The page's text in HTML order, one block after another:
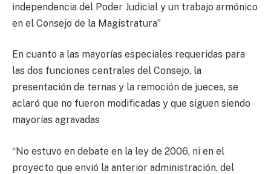
independencia del Poder Judicial y un trabajo armónico
en el Consejo de la Magistratura”
En cuanto a las mayorías especiales requeridas para
las dos funciones centrales del Consejo, la
presentación de ternas y la remoción de jueces, se
aclaró que no fueron modificadas y que siguen siendo
mayorías agravadas
“No estuvo en debate en la ley de 2006, ni en el
proyecto que envió la anterior administración, del